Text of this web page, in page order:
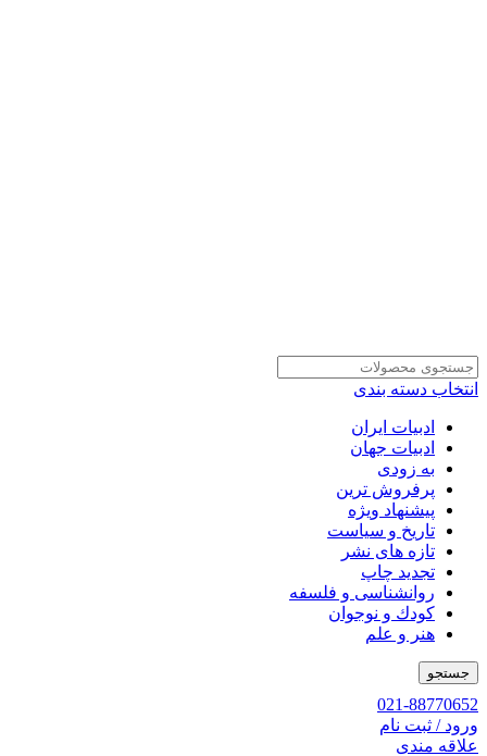
انتخاب دسته بندی
ادبیات ایران
ادبیات جهان
به زودی
پرفروش ترین
پیشنهاد ویژه
تاریخ و سیاست
تازه های نشر
تجدید چاپ
روانشناسی و فلسفه
کودك و نوجوان
هنر و علم
جستجو
021-88770652
ورود / ثبت نام
علاقه مندی